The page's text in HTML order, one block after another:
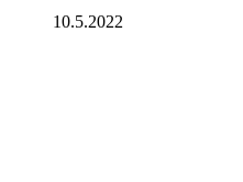
10.5.2022